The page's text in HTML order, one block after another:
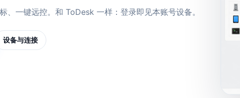
、一键远控。和 ToDesk 一样：登录即见本账号设备。
设备与连接